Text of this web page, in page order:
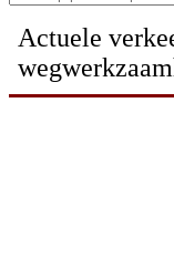
Actuele